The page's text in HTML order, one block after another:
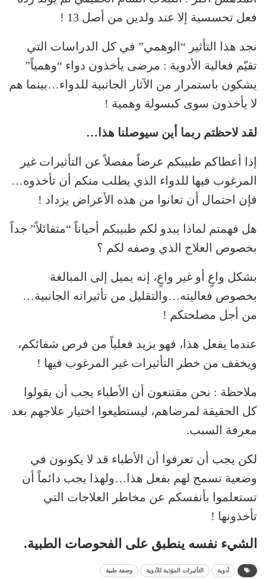
فعل تحسسية إلا عند ولدين من أصل 13 !
نجد هذا التأثير “الوهمي” في كل الدراسات التي
تقيّم فعالية الأدوية : مرضى يأخذون دواء “وهمياً”
يشكون باستمرار من الآثار الجانبية للدواء…بينما هم
لا يأخذون سوى كبسولة وهمية !
لقد لاحظتم ربما أين سيوصلنا هذا…
إذا أعطاكم طبيبكم عرضاً مفصلاً عن التأثيرات غير
المرغوب فيها للدواء الذي يطلب منكم أن تأخذوه…
فإن احتمال أن تعانوا من هذه الأعراض يزداد !
هل فهمتم لماذا يبدو لكم طبيبكم أحياناً “متفائلاً” جداً
بخصوص العلاج الذي وصفه لكم ؟
بشكل واعٍ أو غير واعٍ، إنه يميل إلى المبالغة
بخصوص فعاليته…والتقليل من تأثيراته الجانبية…
من أجل مصلحتكم !
عندما يفعل هذا، فهو يزيد فعلياً من فرص شفائكم،
ويخفف من خطر التأثيرات غير المرغوب فيها !
ملاحظة : نحن مقتنعون أن الأطباء يجب أن يقولوا
كل الحقيقة لمرضاهم، ليستطيعوا اختيار علاجهم بعد
معرفة السبب.
لكن يجب أن تعرفوا أن الأطباء قد لا يكونون في
وضعية تسمح لهم بفعل هذا…ولهذا يجب دائماً أن
تستعلموا بأنفسكم عن مخاطر العلاجات التي
تأخذونها !
الشيء نفسه ينطبق على الفحوصات الطبية.
أدوية التأثيرات المؤذية للأدوية وصفة طبية